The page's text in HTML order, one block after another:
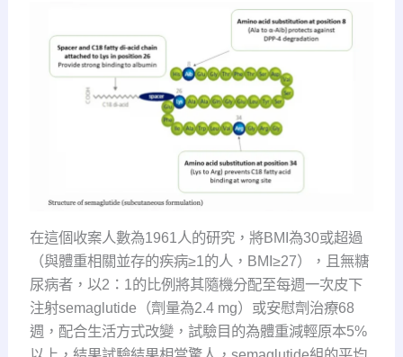
在這個收案人數為1961人的研究，將BMI為30或超過
（與體重相關並存的疾病≥1的人，BMI≥27），且無糖
尿病者，以2：1的比例將其隨機分配至每週一次皮下
注射semaglutide（劑量為2.4 mg）或安慰劑治療68
週，配合生活方式改變，試驗目的為體重減輕原本5%